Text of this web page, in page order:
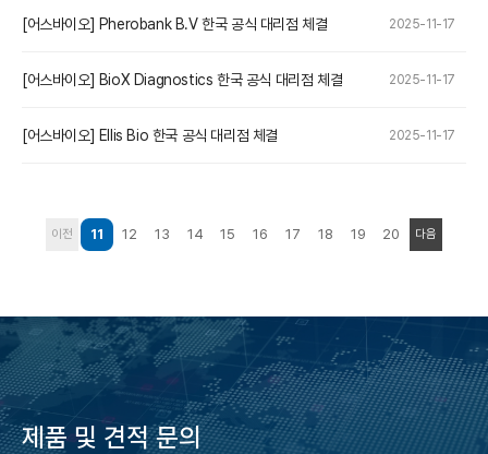
[어스바이오] Pherobank B.V 한국 공식 대리점 체결 2025-11-17
[어스바이오] BioX Diagnostics 한국 공식 대리점 체결 2025-11-17
[어스바이오] Ellis Bio 한국 공식 대리점 체결 2025-11-17
이전 11 12 13 14 15 16 17 18 19 20 다음
제품 및 견적 문의